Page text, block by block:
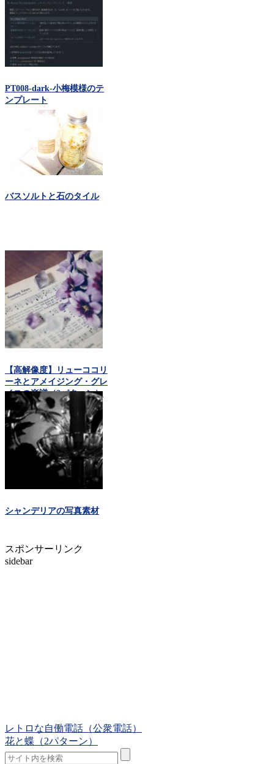
PT008-dark-小梅模様のテ
ンプレート
バスソルトと石のタイル
【高解像度】リューココリ
ーネとアメイジング・グレ
イスの楽譜（3パターン）
シャンデリアの写真素材
スポンサーリンク
sidebar
レトロな自働電話（公衆電話）
花と蝶（2パターン）